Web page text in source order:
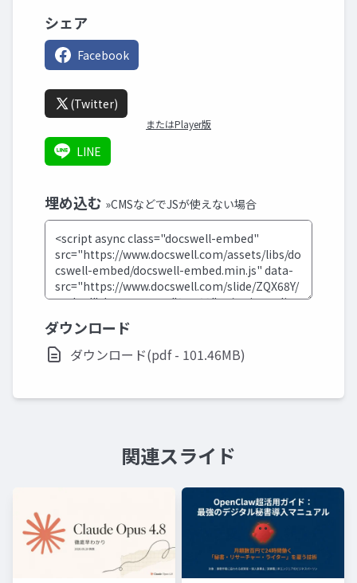
シェア
Facebook
(Twitter)
またはPlayer版
LINE
埋め込む »CMSなどでJSが使えない場合
ダウンロード
ダウンロード(pdf - 101.46MB)
関連スライド